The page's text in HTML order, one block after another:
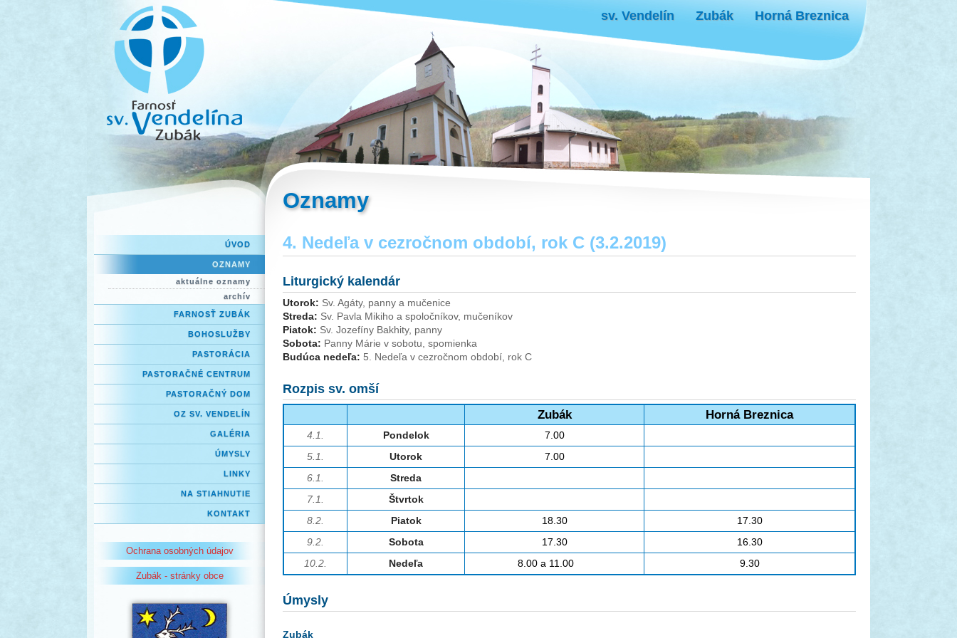
Horná Breznica
Zubák
sv. Vendelín
ÚVOD
OZNAMY
aktuálne oznamy
archív
FARNOSŤ ZUBÁK
BOHOSLUŽBY
PASTORÁCIA
PASTORAČNÉ CENTRUM
PASTORAČNÝ DOM
OZ SV. VENDELÍN
GALÉRIA
ÚMYSLY
LINKY
NA STIAHNUTIE
KONTAKT
Ochrana osobných údajov
Zubák - stránky obce
Oznamy
4. Nedeľa v cezročnom období, rok C (3.2.2019)
Liturgický kalendár
Utorok: Sv. Agáty, panny a mučenice
Streda: Sv. Pavla Mikiho a spoločníkov, mučeníkov
Piatok: Sv. Jozefíny Bakhity, panny
Sobota: Panny Márie v sobotu, spomienka
Budúca nedeľa: 5. Nedeľa v cezročnom období, rok C
Rozpis sv. omší
Zubák Horná Breznica
4.1. Pondelok
7.00
5.1.
Utorok
7.00
6.1.
Streda
7.1.
Štvrtok
8.2.
Piatok 18.30
17.30
9.2.
Sobota 17.30
16.30
10.2.
Nedeľa 8.00 a 11.00 9.30
Úmysly
Zubák